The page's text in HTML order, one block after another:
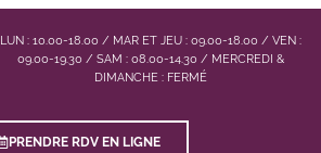
LUN : 10.00-18.00 / MAR ET JEU : 09.00-18.00 / VEN :
09.00-19.30 / SAM : 08.00-14.30 / MERCREDI &
DIMANCHE : FERMÉ
PRENDRE RDV EN LIGNE